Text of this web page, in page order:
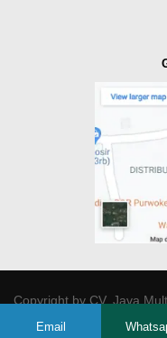
Copyright byCV. Java
Email